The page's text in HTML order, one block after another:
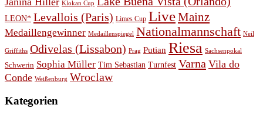
Klokan Cup
LEON* Levallois (Paris) Limes Cup LiveMainz
Medaillengewinner Medaillenspiegel Nationalmannschaft Neil
Griffiths Odivelas (Lissabon) Prag Putian Riesa Sachsenpokal
Schwerin Sophia Müller Tim Sebastian Turnfest Varna Vila do
Conde Weißenburg Wroclaw
Kategorien